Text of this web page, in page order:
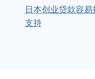
日本创业贷款容
支持